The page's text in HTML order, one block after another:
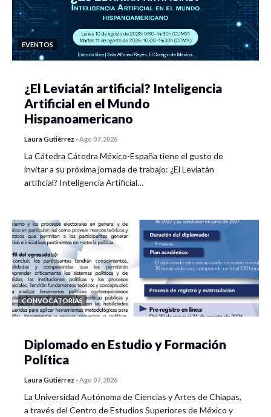
EVENTOS
¿El Leviatán artificial? Inteligencia
Artificial en el Mundo
Hispanoamericano
Laura Gutiérrez -Ago 07, 2026
La Cátedra Cátedra México-España tiene el gusto de
invitar a su próxima jornada de trabajo: ¿El Leviatán
artificial? Inteligencia Artificial…
CONVOCATORIAS
Diplomado en Estudio y Formación
Política
Laura Gutiérrez -Ago 07, 2026
La Universidad Autónoma de Ciencias y Artes de Chiapas,
a través del Centro de Estudios Superiores de México y